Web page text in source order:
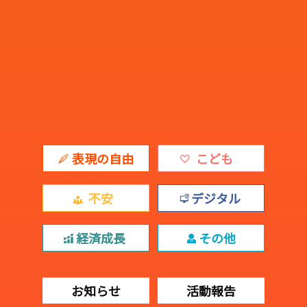
表現の自由 こども
不安 デジタル
経済成長 その他
お知らせ 活動報告